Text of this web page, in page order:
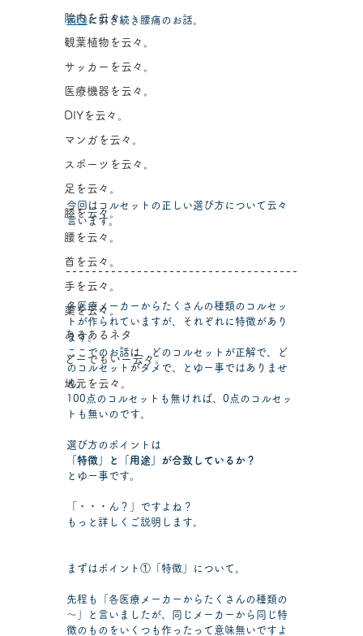
院内を云々。
観葉植物を云々。
サッカーを云々。
医療機器を云々。
DIYを云々。
マンガを云々。
スポーツを云々。
足を云々。
膝を云々。
腰を云々。
首を云々。
手を云々。
薬を云々。
あるあるネタ
どーでもいー云々。
地元を云々。
前回 に引き続き腰痛のお話。
今回はコルセットの正しい選び方について云々
言います。
各医療メーカーからたくさんの種類のコルセッ
トが作られていますが、それぞれに特徴があり
ます。
ここでのお話は、どのコルセットが正解で、ど
のコルセットがダメで、とゆー事ではありませ
ん。
100点のコルセットも無ければ、0点のコルセッ
トも無いのです。
選び方のポイントは
「特徴」と「用途」が合致しているか？
とゆー事です。
「・・・ん？」ですよね？
もっと詳しくご説明します。
まずはポイント①「特徴」について。
先程も「各医療メーカーからたくさんの種類の
～」と言いましたが、同じメーカーから同じ特
徴のものをいくつも作ったって意味無いですよ